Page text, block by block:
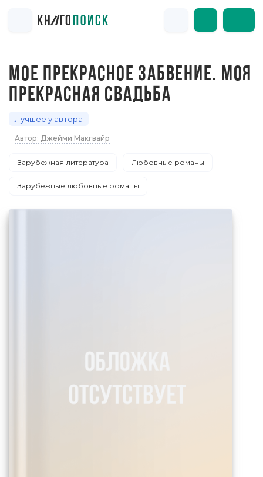
МОЕ ПРЕКРАСНОЕ ЗАБВЕНИЕ. МОЯ
ПРЕКРАСНАЯ СВАДЬБА
Лучшее у автора
Автор: Джейми Макгвайр
Зарубежная литература Любовные романы
Зарубежные любовные романы